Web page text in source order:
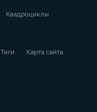
Квадроциклы
Теги Карта сайта